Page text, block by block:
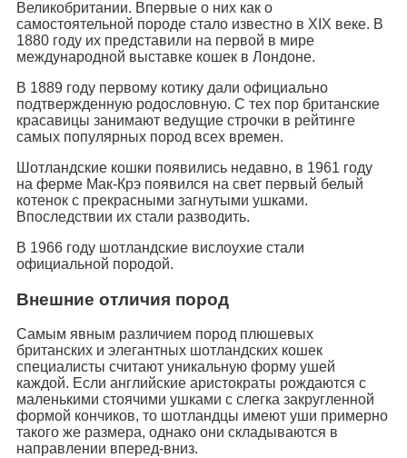
Великобритании. Впервые о них как о
самостоятельной породе стало известно в XIX веке. В
1880 году их представили на первой в мире
международной выставке кошек в Лондоне.
В 1889 году первому котику дали официально
подтвержденную родословную. С тех пор британские
красавицы занимают ведущие строчки в рейтинге
самых популярных пород всех времен.
Шотландские кошки появились недавно, в 1961 году
на ферме Мак-Крэ появился на свет первый белый
котенок с прекрасными загнутыми ушками.
Впоследствии их стали разводить.
В 1966 году шотландские вислоухие стали
официальной породой.
Внешние отличия пород
Самым явным различием пород плюшевых
британских и элегантных шотландских кошек
специалисты считают уникальную форму ушей
каждой. Если английские аристократы рождаются с
маленькими стоячими ушками с слегка закругленной
формой кончиков, то шотландцы имеют уши примерно
такого же размера, однако они складываются в
направлении вперед-вниз.